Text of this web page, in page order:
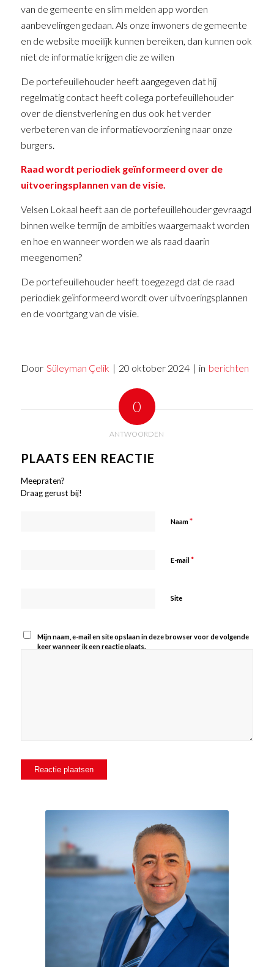
van de gemeente en slim melden app worden
aanbevelingen gedaan. Als onze inwoners de gemeente
en de website moeilijk kunnen bereiken, dan kunnen ook
niet de informatie krijgen die ze willen
De portefeuillehouder heeft aangegeven dat hij
regelmatig contact heeft collega portefeuillehouder
over de dienstverlening en dus ook het verder
verbeteren van de informatievoorziening naar onze
burgers.
Raad wordt periodiek geïnformeerd over de
uitvoeringsplannen van de visie.
Velsen Lokaal heeft aan de portefeuillehouder gevraagd
binnen welke termijn de ambities waargemaakt worden
en hoe en wanneer worden we als raad daarin
meegenomen?
De portefeuillehouder heeft toegezegd dat de raad
periodiek geïnformeerd wordt over uitvoeringsplannen
en de voortgang van de visie.
Door Süleyman Çelik | 20 oktober 2024 | in berichten
0
ANTWOORDEN
PLAATS EEN REACTIE
Meepraten?
Draag gerust bij!
Naam*
E-mail *
Site
Mijn naam, e-mail en site opslaan in deze browser voor de volgende
keer wanneer ik een reactie plaats.